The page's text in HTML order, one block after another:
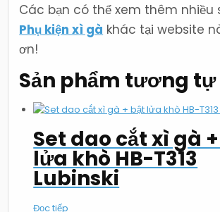
Các bạn có thể xem thêm nhiều
Phụ kiện xì gà khác tại website
ơn!
Sản phẩm tương tự
Set dao cắt xì gà
lửa khò HB-T313
Lubinski
Đọc tiếp